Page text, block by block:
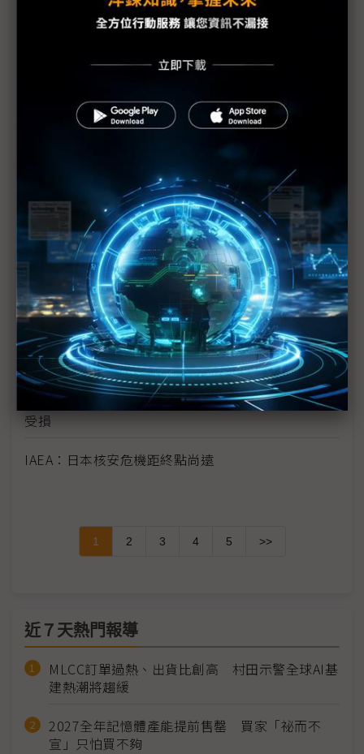
美軍核污處理部隊分批赴日 助防範核災擴大
美汽車業：日震對銷售應無顯著影響
日震限電影響 光學玻璃廠小原、Hoya相繼宣布減產
富士通指震災讓該公司損失數十億日圓
學者：日本核電站問題 後果將是長期且災難性的
宮城縣震後損失上兆日圓 廢墟量相當於23年的廢棄
物總量
調查：大陸、日本汽車合資廠可能因缺零件而停產
海水測出1,850倍放射性物質 福島核電廠圍阻體恐
受損
IAEA：日本核安危機距終點尚遠
1 2 3 4 5 >>
近７天熱門報導
MLCC訂單過熱、出貨比創高 村田示警全球AI基
建熱潮將趨緩
2027全年記憶體產能提前售罄 買家「祕而不
宣」只怕買不夠